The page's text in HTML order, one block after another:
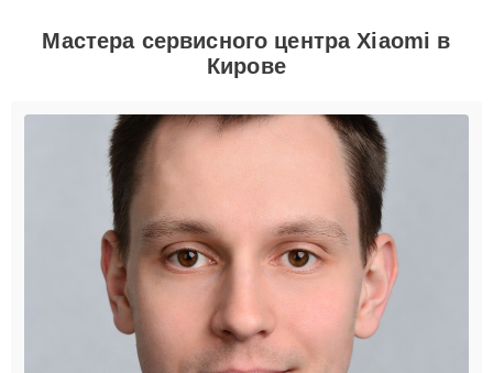
Мастера сервисного центра Xiaomi в
Кирове